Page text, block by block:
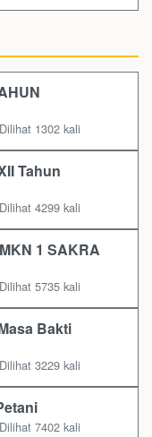
1302 kali
Tahun
4299 kali
1 SAKRA
5735 kali
Bakti
3229 kali
7402 kali